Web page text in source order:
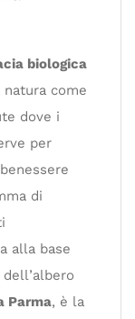
biologica
come
dove i
per
di
alla base
Parma, è la